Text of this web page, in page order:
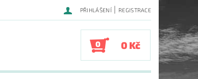
PŘIHLÁŠENÍ | REGISTRACE
0 0 Kč